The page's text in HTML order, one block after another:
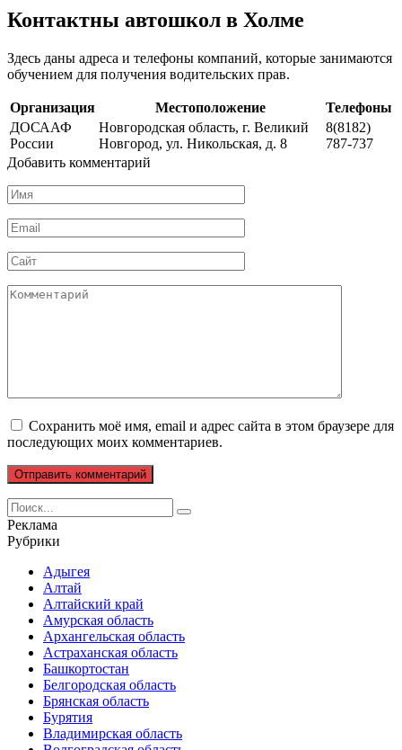
Контактны автошкол в Холме
Здесь даны адреса и телефоны компаний, которые занимаются
обучением для получения водительских прав.
Организация Местоположение
Телефоны
ДОСААФ
России
Новгородская область, г. Великий
Новгород, ул. Никольская, д. 8
8(8182)
787-737
Добавить комментарий
Имя
*
Email
*
Сайт
Комментарий
Сохранить моё имя, email и адрес сайта в этом браузере для
последующих моих комментариев.
Search
for:
Реклама
Рубрики
Адыгея
Алтай
Алтайский край
Амурская область
Архангельская область
Астраханская область
Башкортостан
Белгородская область
Брянская область
Бурятия
Владимирская область